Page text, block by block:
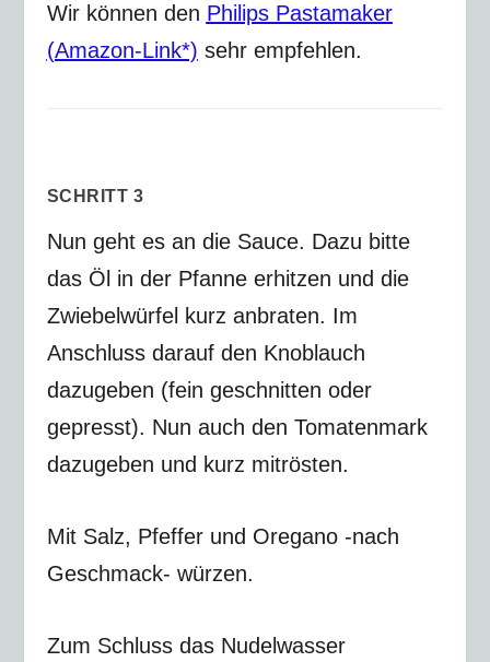
Wir können den Philips Pastamaker
(Amazon-Link*) sehr empfehlen.
SCHRITT 3
Nun geht es an die Sauce. Dazu bitte
das Öl in der Pfanne erhitzen und die
Zwiebelwürfel kurz anbraten. Im
Anschluss darauf den Knoblauch
dazugeben (fein geschnitten oder
gepresst). Nun auch den Tomatenmark
dazugeben und kurz mitrösten.
Mit Salz, Pfeffer und Oregano -nach
Geschmack- würzen.
Zum Schluss das Nudelwasser